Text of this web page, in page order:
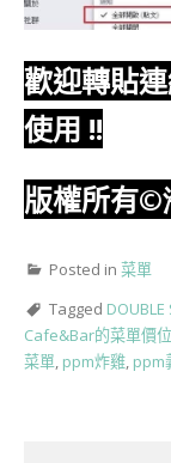
歡迎轉貼
使用 !!
版權所有©
Posted in 菜單
Tagged DOUBLE
Cafe&Bar的菜單價位
菜單 ppm炸雞 ppm